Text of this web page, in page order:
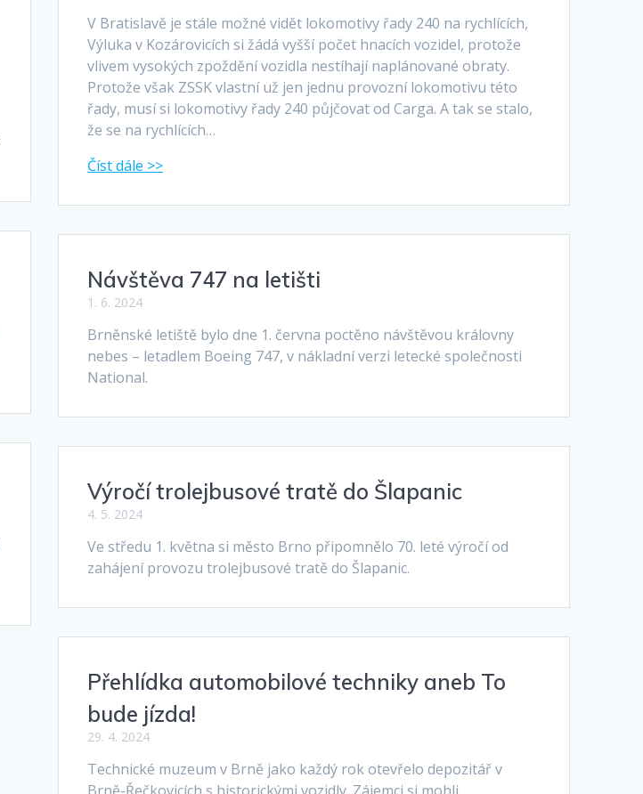
V Bratislavě je stále možné vidět lokomotivy řady 240 na rychlících,
Výluka v Kozárovicích si žádá vyšší počet hnacích vozidel, protože
vlivem vysokých zpoždění vozidla nestíhají naplánované obraty.
Protože však ZSSK vlastní už jen jednu provozní lokomotivu této
řady, musí si lokomotivy řady 240 půjčovat od Carga. A tak se stalo,
že se na rychlících…
Návštěva 747 na letišti
1. 6. 2024
Brněnské letiště bylo dne 1. června poctěno návštěvou královny
nebes – letadlem Boeing 747, v nákladní verzi letecké společnosti
National.
Výročí trolejbusové tratě do Šlapanic
4. 5. 2024
Ve středu 1. května si město Brno připomnělo 70. leté výročí od
zahájení provozu trolejbusové tratě do Šlapanic.
Přehlídka automobilové techniky aneb To
bude jízda!
29. 4. 2024
Technické muzeum v Brně jako každý rok otevřelo depozitář v